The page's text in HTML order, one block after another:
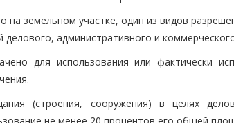
на земельном участке, один из видов
административного и
для использования или фактически
(строения, сооружения) в целях